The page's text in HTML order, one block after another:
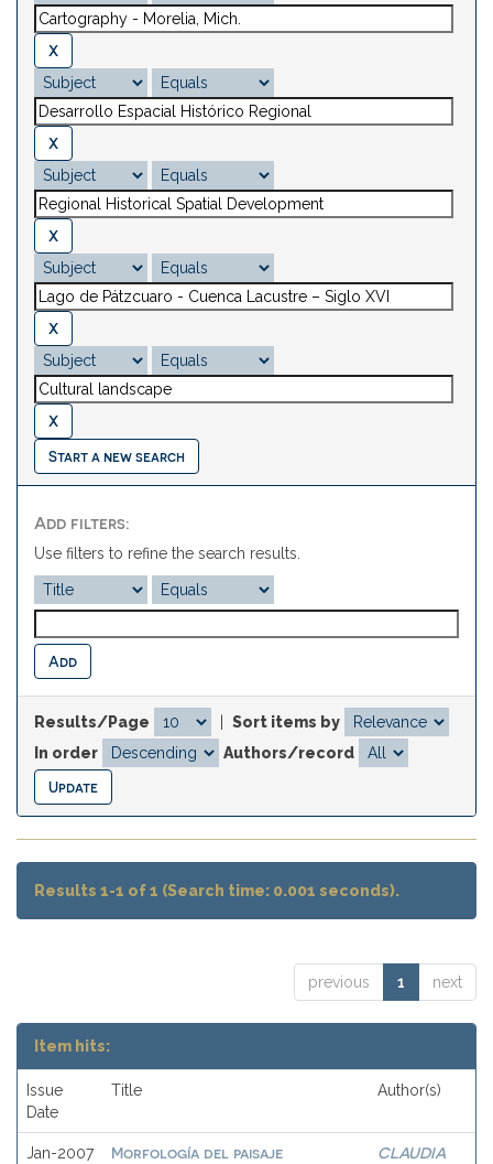
Start a new search
Add filters:
Use filters to refine the search results.
Results/Page
Sort items by
In order
Authors/record
Results 1-1 of 1 (Search time: 0.001 seconds).
previous 1 next
Item hits:
Issue
Date
Title Author(s)
Jan-2007
Morfología del paisaje
CLAUDIA